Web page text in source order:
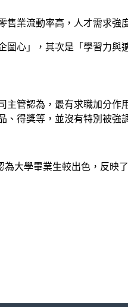
業流動率高，人才需求強
心」，其次是「學習力
管認為，最有求職加分
、得獎等，並沒有特別被強
大學畢業生較出色，反映